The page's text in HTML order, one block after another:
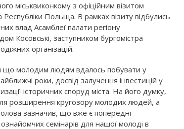
міськвиконкому з офіційним візитом
Польща. В рамках візиту відбулись
влад Асамблеї палати регіону
Косовські, заступником бургомістра
організацій.
що молодим людям вдалось побувати у
роки, досвід залучення інвестицій у
історичних споруд міста. На його думку,
розширення кругозору молодих людей, а
зазначив, що вже є попередні
семінарів для нашої молоді в